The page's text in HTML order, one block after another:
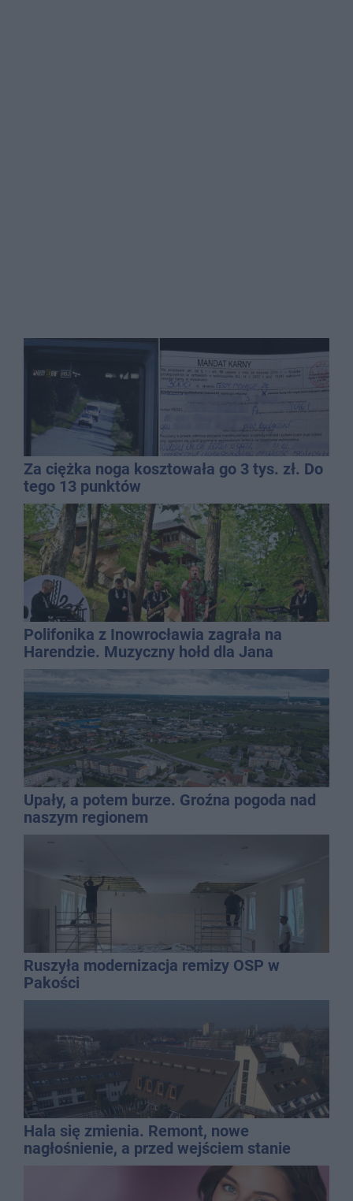
Za ciężka noga kosztowała go 3 tys. zł. Do
tego 13 punktów
Polifonika z Inowrocławia zagrała na
Harendzie. Muzyczny hołd dla Jana
Kasprowicza
Upały, a potem burze. Groźna pogoda nad
naszym regionem
Ruszyła modernizacja remizy OSP w
Pakości
Hala się zmienia. Remont, nowe
nagłośnienie, a przed wejściem stanie
QEMETICA ARENA